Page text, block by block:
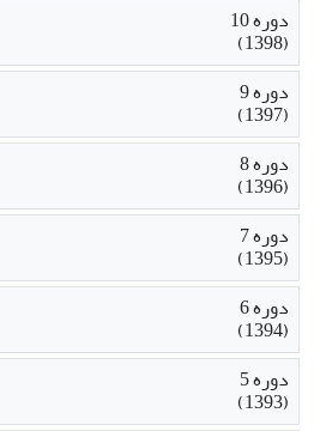
دوره 10
(1398)
دوره 9
(1397)
دوره 8
(1396)
دوره 7
(1395)
دوره 6
(1394)
دوره 5
(1393)